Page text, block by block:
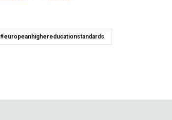
#europeanhighereducationstandards